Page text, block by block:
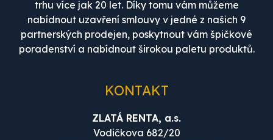
trhu více jak 20 let. Díky tomu vám můžeme
nabídnout uzavření smlouvy v jedné z našich 9
partnerských prodejen, poskytnout vám špičkové
poradenství a nabídnout širokou paletu produktů.
KONTAKT
ZLATÁ RENTA, a.s.
Vodičkova 682/20